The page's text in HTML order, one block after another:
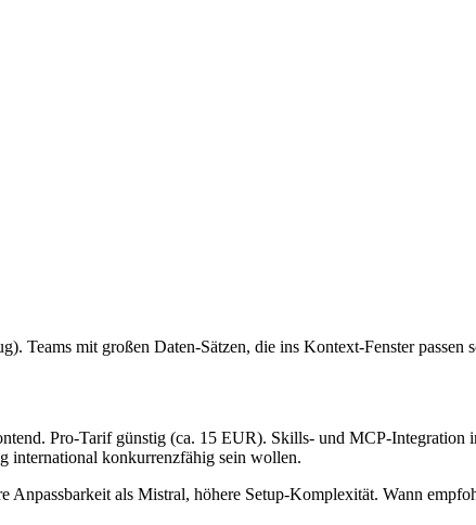
Teams mit großen Daten-Sätzen, die ins Kontext-Fenster passen
Pro-Tarif günstig (ca. 15 EUR). Skills- und MCP-Integration
international konkurrenzfähig sein wollen.
als Mistral, höhere Setup-Komplexität. Wann